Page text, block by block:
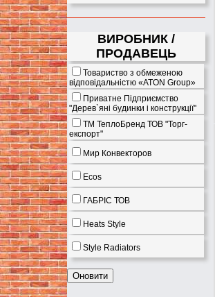
ВИРОБНИК /
ПРОДАВЕЦЬ
Товариство з обмеженою
відповідальністю «ATON Group»
Приватне Підприємство
"Дерев`яні будинки і конструкції"
ТМ ТеплоБренд ТОВ "Торг-
експорт"
Мир Конвекторов
Ecos
ГАБРІС ТОВ
Heats Style
Style Radiators